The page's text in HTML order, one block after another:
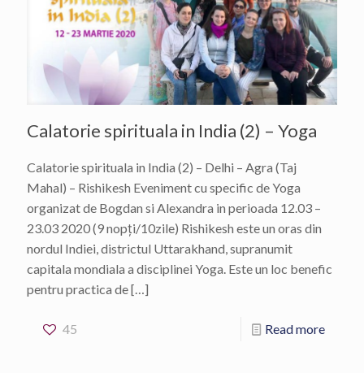
Calatorie spirituala in India (2) – Yoga
Calatorie spirituala in India (2) – Delhi – Agra (Taj
Mahal) – Rishikesh Eveniment cu specific de Yoga
organizat de Bogdan si Alexandra in perioada 12.03 –
23.03 2020 (9 nopți/10zile) Rishikesh este un oras din
nordul Indiei, districtul Uttarakhand, supranumit
capitala mondiala a disciplinei Yoga. Este un loc benefic
pentru practica de[…]
45 Read more